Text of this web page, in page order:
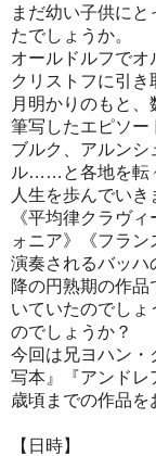
まだ幼い子供に
たでしょうか。
オールドルフでオ
クリストフに引き
月明かりのもと
筆写したエピソー
ブルク、アルンシ
ル……と各地を転
人生を歩んでいき
《平均律クラヴ
ォニア》《フラン
演奏されるバッハ
降の円熟期の作
いていたのでしょ
のでしょうか？
今回は兄ヨハン
写本』『アンドレ
歳頃までの作品を
【日時】